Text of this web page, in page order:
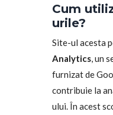
Cum
urile?
Site-ul acesta
Analytics, un
furnizat de
contribuie la
ului. În acest